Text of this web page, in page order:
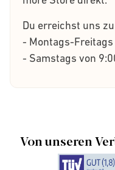
Du erreichst uns
- Montags-
- Samstags von
Von unseren